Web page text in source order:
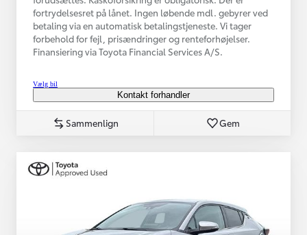
fortrydelsesret på lånet. Ingen løbende mdl. gebyrer ved
betaling via en automatisk betalingstjeneste. Vi tager
forbehold for fejl, prisændringer og renteforhøjelser.
Finansiering via Toyota Financial Services A/S.
Vælg bil
Kontakt forhandler
Sammenlign Gem